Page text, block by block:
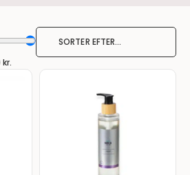
GÅ TIL KASSE
kr.